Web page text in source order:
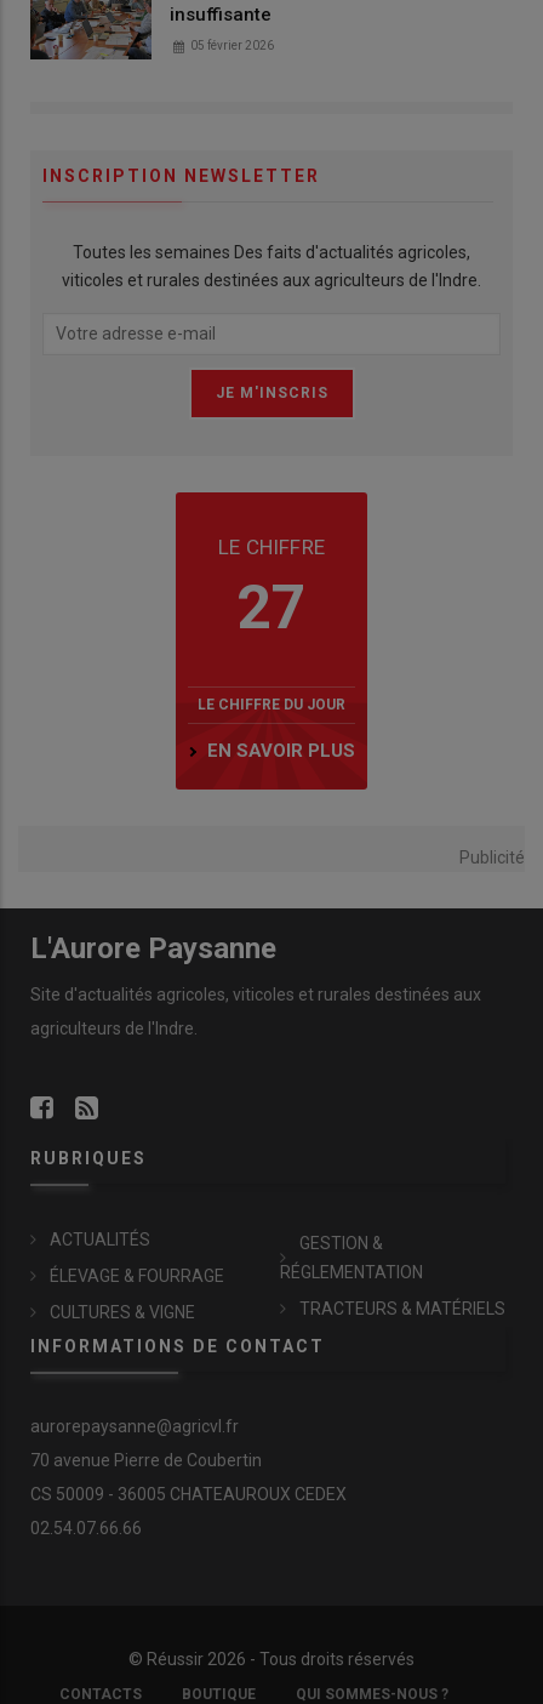
insuffisante
05 février 2026
INSCRIPTION NEWSLETTER
Toutes les semaines Des faits d'actualités agricoles,
viticoles et rurales destinées aux agriculteurs de l'Indre.
LE CHIFFRE
27
LE CHIFFRE DU JOUR
EN SAVOIR PLUS
Publicité
L'Aurore Paysanne
Site d'actualités agricoles, viticoles et rurales destinées aux
agriculteurs de l'Indre.
RUBRIQUES
ACTUALITÉS
ÉLEVAGE & FOURRAGE
CULTURES & VIGNE
GESTION &
RÉGLEMENTATION
TRACTEURS & MATÉRIELS
INFORMATIONS DE CONTACT
aurorepaysanne@agricvl.fr
70 avenue Pierre de Coubertin
CS 50009 - 36005 CHATEAUROUX CEDEX
02.54.07.66.66
© Réussir 2026 - Tous droits réservés
FOOTER
CONTACTS BOUTIQUE QUI SOMMES-NOUS ?